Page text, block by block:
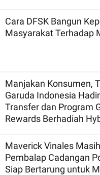
Cara DFSK Bangun
Masyarakat Terhadap
Manjakan Konsumen,
Garuda Indonesia
Transfer dan Program
Rewards Berhadiah
Maverick Vinales
Pembalap Cadangan
Siap Bertarung untuk